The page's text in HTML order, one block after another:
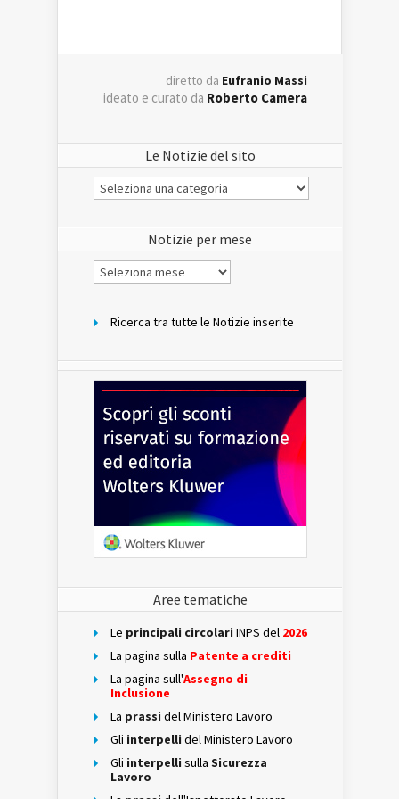
diretto da Eufranio Massi
ideato e curato da Roberto Camera
Le Notizie del sito
Le
Notizie
Notizie per mese
Notizie
per
Ricerca tra tutte le Notizie inserite
Aree tematiche
Le principali circolari INPS del 2026
La pagina sulla Patente a crediti
La pagina sull'Assegno di
Inclusione
La prassi del Ministero Lavoro
Gli interpelli del Ministero Lavoro
Gli interpelli sulla Sicurezza
Lavoro